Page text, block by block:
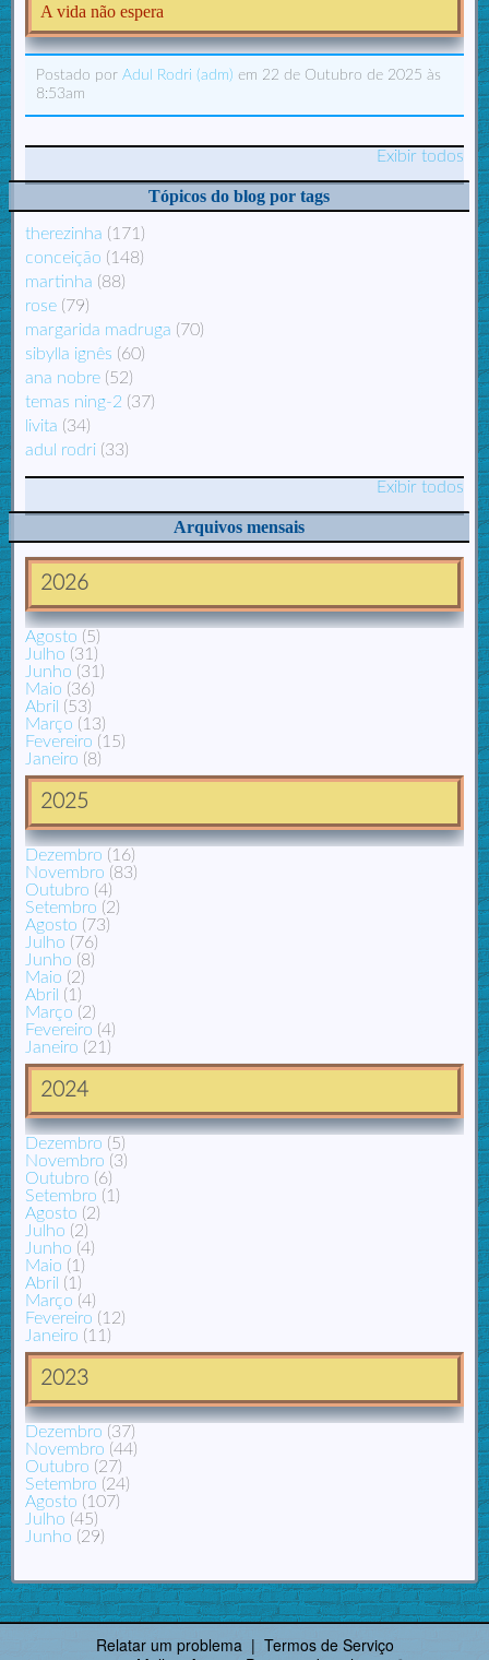
A vida não espera
Postado por Adul Rodri (adm) em 22 de Outubro de 2025 às
8:53am
Exibir todos
Tópicos do blog por tags
therezinha (171)
conceição (148)
martinha (88)
rose (79)
margarida madruga (70)
sibylla ignês (60)
ana nobre (52)
temas ning-2 (37)
livita (34)
adul rodri (33)
Exibir todos
Arquivos mensais
2026
Agosto (5)
Julho (31)
Junho (31)
Maio (36)
Abril (53)
Março (13)
Fevereiro (15)
Janeiro (8)
2025
Dezembro (16)
Novembro (83)
Outubro (4)
Setembro (2)
Agosto (73)
Julho (76)
Junho (8)
Maio (2)
Abril (1)
Março (2)
Fevereiro (4)
Janeiro (21)
2024
Dezembro (5)
Novembro (3)
Outubro (6)
Setembro (1)
Agosto (2)
Julho (2)
Junho (4)
Maio (1)
Abril (1)
Março (4)
Fevereiro (12)
Janeiro (11)
2023
Dezembro (37)
Novembro (44)
Outubro (27)
Setembro (24)
Agosto (107)
Julho (45)
Junho (29)
Relatar um problema | Termos de Serviço